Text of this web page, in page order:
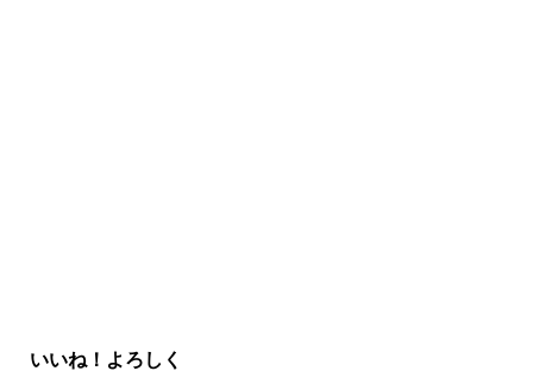
いいね！よろしく